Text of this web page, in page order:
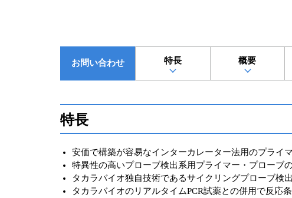
お問い合わせ 特長 概要
特長
安価で構築が容易なインターカレーター法用のプライ
特異性の高いプローブ検出系用プライマー・プローブ
タカラバイオ独自技術であるサイクリングプローブ検
タカラバイオのリアルタイムPCR試薬との併用で反応